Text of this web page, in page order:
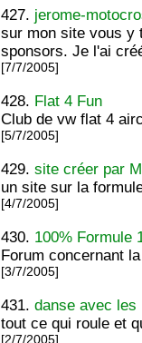
427. jerome-
sur mon site vous y
sponsors. Je l'ai
[7/7/2005]
428. Flat 4 Fun
Club de vw flat 4
[5/7/2005]
429.site créer par
un site sur la
[4/7/2005]
430. 100% Formule
Forum concernant
[3/7/2005]
431.danse avec les
tout ce qui roule et
[2/7/2005]